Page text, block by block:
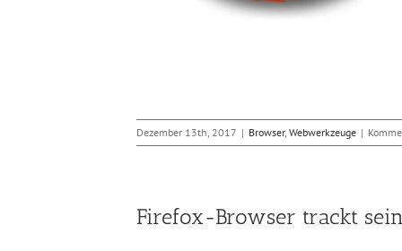
Dezember 13th, 2017 | Browser, Webwerkzeuge |
Firefox-Browser trackt